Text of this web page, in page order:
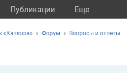
Публикации Eще
«Катюша» Форум Вопросы и ответы.